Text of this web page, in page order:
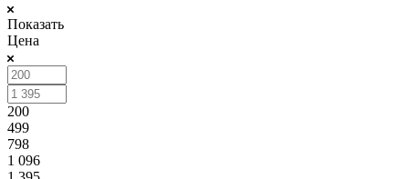
Показать
Цена
200
499
798
1 096